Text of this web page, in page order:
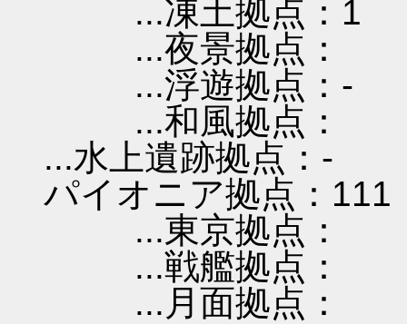
...凍土拠点：1
...夜景拠点：
...浮遊拠点：-
...和風拠点：
...水上遺跡拠点：-
パイオニア拠点：111
...東京拠点：
...戦艦拠点：
...月面拠点：